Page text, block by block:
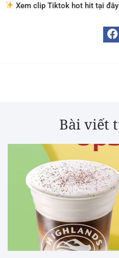
Xem clip Tiktok hot hit tại
Bài viết